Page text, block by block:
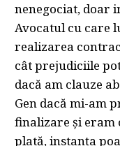
nenegociat, doar
Avocatul cu care
realizarea
cât prejudiciile
dacă am clauze
Gen dacă mi-am
finalizare și eram
plată, instanța